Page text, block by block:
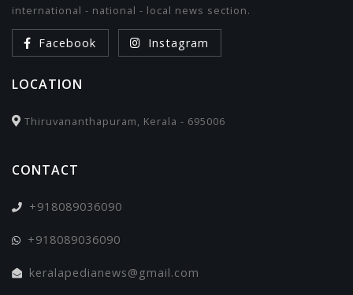
international - national - local news section.
Facebook Instagram
LOCATION
Thiruvananthapuram, Kerala - 695006
CONTACT
+918089036090
+918089036090
keralapedianews@gmail.com